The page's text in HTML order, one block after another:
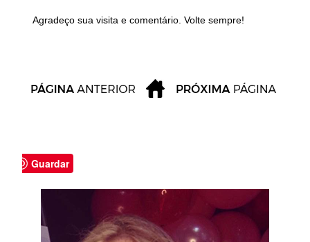
Agradeço sua visita e comentário. Volte sempre!
Guardar